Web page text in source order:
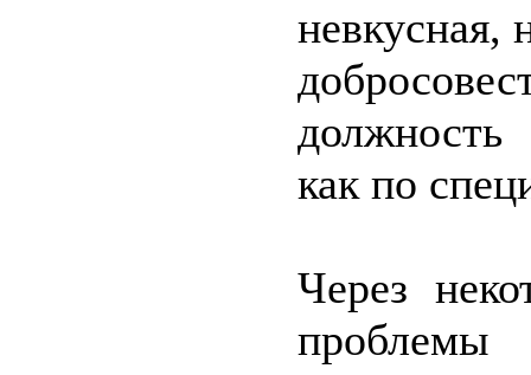
невкусная,
должность
как по
Через
проблемы